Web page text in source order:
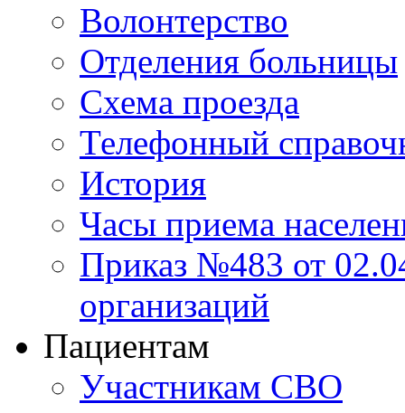
Волонтерство
Отделения больницы
Схема проезда
Телефонный
История
Часы приема
Приказ №483 от
организаций
Пациентам
Участникам СВО